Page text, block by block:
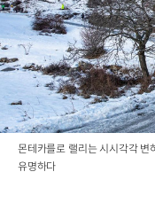
몬테카를로 랠리는 시시각각 변
유명하다